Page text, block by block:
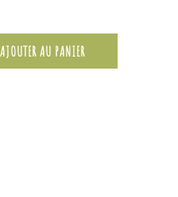
AJOUTER AU PANIER